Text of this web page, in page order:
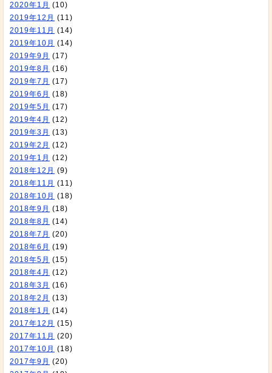
2020年1月 (10)
2019年12月 (11)
2019年11月 (14)
2019年10月 (14)
2019年9月 (17)
2019年8月 (16)
2019年7月 (17)
2019年6月 (18)
2019年5月 (17)
2019年4月 (12)
2019年3月 (13)
2019年2月 (12)
2019年1月 (12)
2018年12月 (9)
2018年11月 (11)
2018年10月 (18)
2018年9月 (18)
2018年8月 (14)
2018年7月 (20)
2018年6月 (19)
2018年5月 (15)
2018年4月 (12)
2018年3月 (16)
2018年2月 (13)
2018年1月 (14)
2017年12月 (15)
2017年11月 (20)
2017年10月 (18)
2017年9月 (20)